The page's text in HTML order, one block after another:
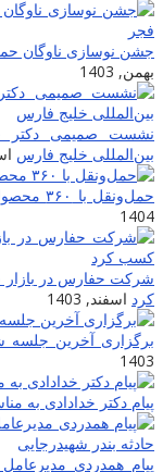
نوسازی ناوگان حمل
1403
صمیمی دکتر
خلیج فارس
با ۳۶۰ محصول، رتبه دوم تولید داخل محصولات نانو
اسفند, 1403
آخرین جلسه
دکتر خدادادی به
همدردی